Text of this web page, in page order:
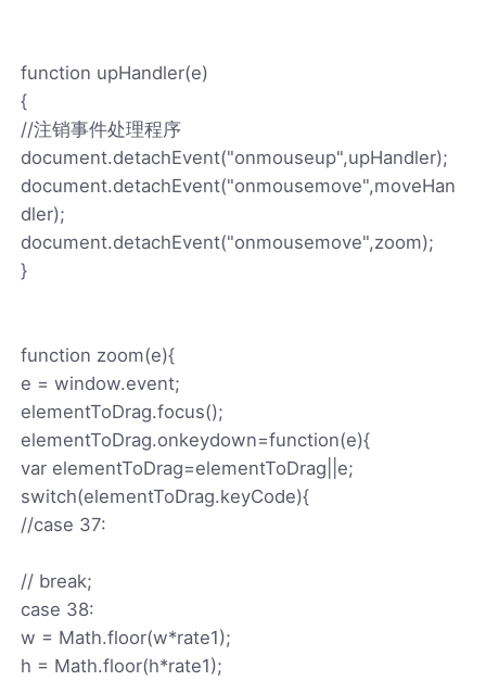
function upHandler(e)
{
//注销事件处理程序
document.detachEvent("onmouseup",upHandler);
document.detachEvent("onmousemove",moveHan
dler);
document.detachEvent("onmousemove",zoom);
}
function zoom(e){
e = window.event;
elementToDrag.focus();
elementToDrag.onkeydown=function(e){
var elementToDrag=elementToDrag||e;
switch(elementToDrag.keyCode){
//case 37:
// break;
case 38:
w = Math.floor(w*rate1);
h = Math.floor(h*rate1);